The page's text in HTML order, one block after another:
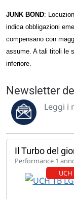
JUNK BOND:
indica obbligazioni
compensano con
assume. A tali titoli le
inferiore.
Newsletter
Leggi i
Il Turbo del
Performance 1